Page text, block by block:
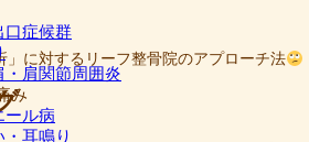
口症候群
・肩関節周囲炎
み
ール病
・耳鳴り
」に対するリーフ整骨院のアプローチ法